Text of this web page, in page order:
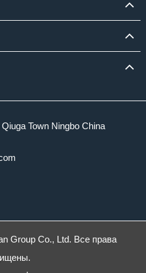
Town Ningbo China
Group Co., Ltd. Все права